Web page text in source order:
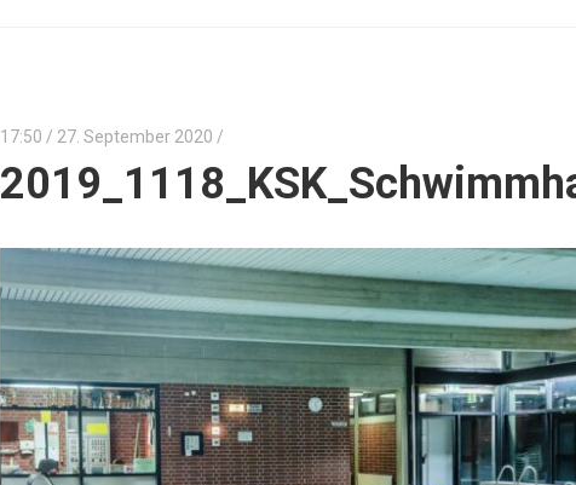
17:50 / 27. September 2020 /